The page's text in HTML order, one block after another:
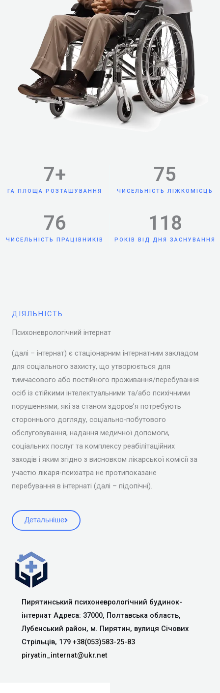
ГА ПЛОЩА РОЗТАШУВАННЯ
7+
ЧИСЕЛЬНІСТЬ ЛІЖКОМІСЦЬ
75
ЧИСЕЛЬНІСТЬ ПРАЦІВНИКІВ
76
РОКІВ ВІД ДНЯ ЗАСНУВАННЯ
118
ДІЯЛЬНІСТЬ
Психоневрологічний інтернат
(далі – інтернат) є стаціонарним інтернатним закладом
для соціального захисту, що утворюється для
тимчасового або постійного проживання/перебування
осіб із стійкими інтелектуальними та/або психічними
порушеннями, які за станом здоров’я потребують
стороннього догляду, соціально-побутового
обслуговування, надання медичної допомоги,
соціальних послуг та комплексу реабілітаційних
заходів і яким згідно з висновком лікарської комісії за
участю лікаря-психіатра не протипоказане
перебування в інтернаті (далі – підопічні).
Детальніше
Пирятинський психоневрологічний будинок-
інтернат Адреса: 37000, Полтавська область,
Лубенський район, м. Пирятин, вулиця Січових
Стрільців, 179 +38(053)583-25-83
piryatin_internat@ukr.net